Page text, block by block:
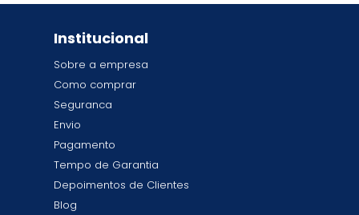
Institucional
Sobre a empresa
Como comprar
Seguranca
Envio
Pagamento
Tempo de Garantia
Depoimentos de Clientes
Blog